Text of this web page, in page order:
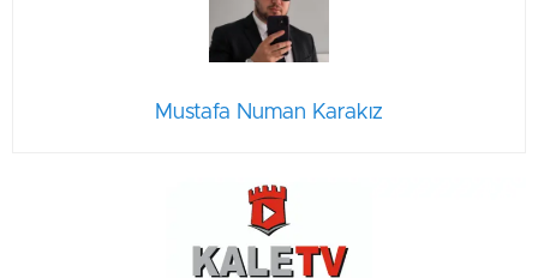
Mustafa Numan Karakız